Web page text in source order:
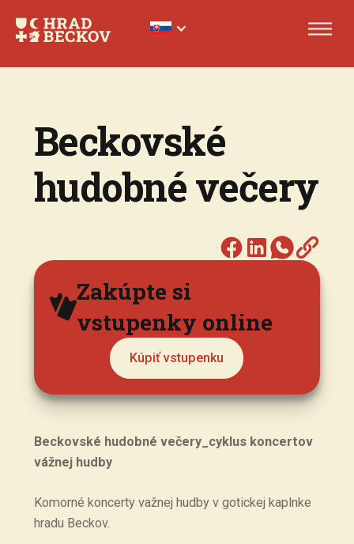
Beckovské
hudobné večery
Zakúpte si
vstupenky online
Kúpiť vstupenku
Beckovské hudobné večery_cyklus koncertov
vážnej hudby
Komorné koncerty važnej hudby v gotickej kaplnke
hradu Beckov.